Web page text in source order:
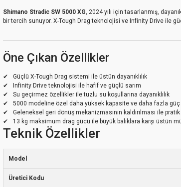
Shimano Stradic SW 5000 XG, 2024 yılı için tasarlanmış,
bir tercih sunuyor. X-Tough Drag teknolojisi ve Infinity Drive ile
Öne Çıkan Özellikler
Güçlü X-Tough Drag sistemi ile üstün dayanıklılık
Infinity Drive teknolojisi ile hafif ve güçlü sarım
Su geçirmez özellikler ile tuzlu su koşullarına dayanıklılık
5000 modeline özel daha yüksek kapasite ve daha fazla güç
Geleneksel geri dönüş mekanizmasının kaldırılması ile pratik
13 kg maksimum drag gücü ile büyük balıklara karşı üstün
Teknik Özellikler
Model
Üretici Kodu